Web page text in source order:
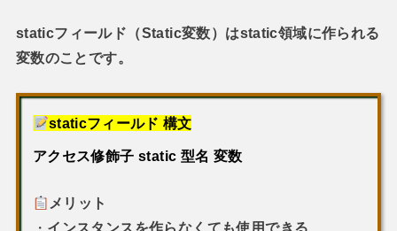
staticフィールド（Static変数）はstatic領域に作られる
変数のことです。
staticフィールド 構文
アクセス修飾子 static 型名 変数
メリット